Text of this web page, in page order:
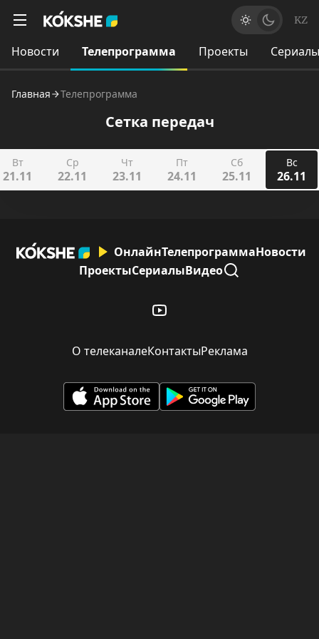
KZ
Новости Телепрограмма Проекты Сериалы
Главная Телепрограмма
Сетка передач
Вт
21.11
Ср
22.11
Чт
23.11
Пт
24.11
Сб
25.11
Вс
26.11
ОнлайнТелепрограммаНовости
ПроектыСериалыВидео
О телеканалеКонтактыРеклама